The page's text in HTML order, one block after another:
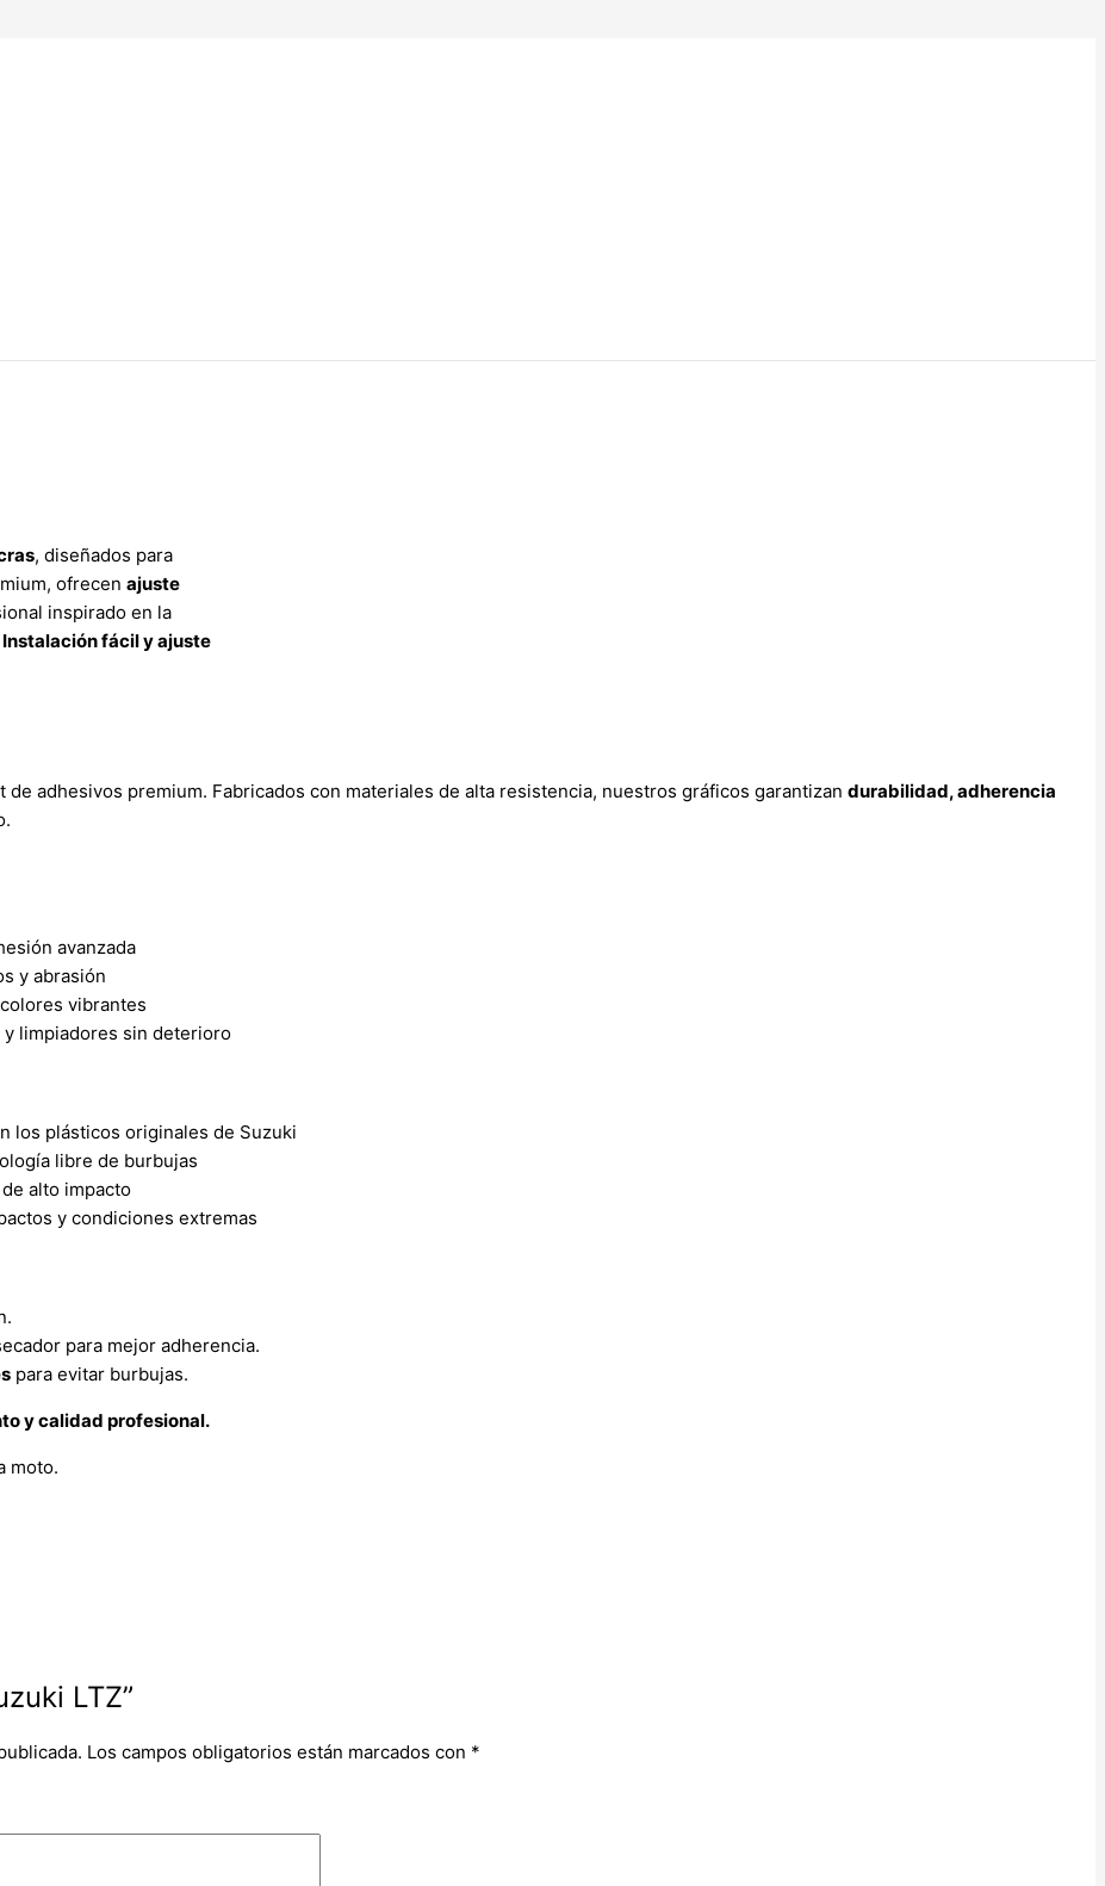
, diseñados para
ofrecen ajuste
inspirado en la
Instalación fácil y ajuste
adhesivos premium. Fabricados con materiales de alta resistencia, nuestros gráficos garantizan durabilidad, adherencia
avanzada
y abrasión
vibrantes
limpiadores sin deterioro
los plásticos originales de Suzuki
libre de burbujas
alto impacto
y condiciones extremas
para mejor adherencia.
para evitar burbujas.
y calidad profesional.
moto.
LTZ”
Los campos obligatorios están marcados con *